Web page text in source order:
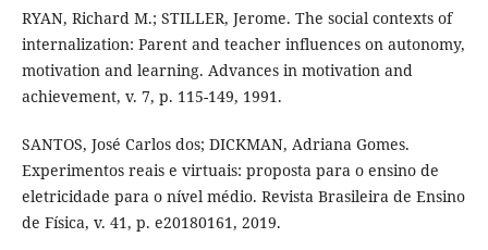
RYAN, Richard M.; STILLER, Jerome. The social contexts of
internalization: Parent and teacher influences on autonomy,
motivation and learning. Advances in motivation and
achievement, v. 7, p. 115-149, 1991.
SANTOS, José Carlos dos; DICKMAN, Adriana Gomes.
Experimentos reais e virtuais: proposta para o ensino de
eletricidade para o nível médio. Revista Brasileira de Ensino
de Física, v. 41, p. e20180161, 2019.